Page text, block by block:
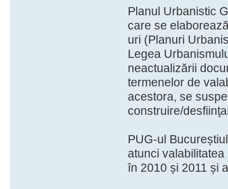
Planul Urbanistic
care se
uri (Planuri
Legea
neactualizării
termenelor de
acestora, se
construire/
PUG-ul
atunci
în 2010 și 2011 și